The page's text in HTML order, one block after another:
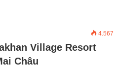
4.567
Village Resort
Châu